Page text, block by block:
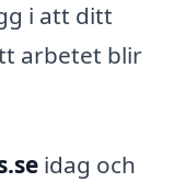
i att ditt
arbetet blir
idag och